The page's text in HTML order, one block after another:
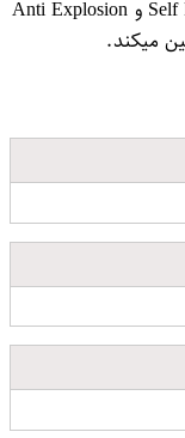
نیز قابلیت های فوق العاده ای نظیر، Self Protect و Anti Explosion
میکند.